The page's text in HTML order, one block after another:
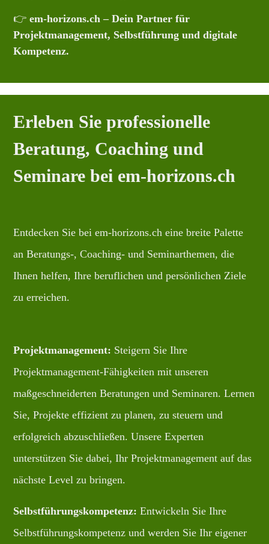
👉em-horizons.ch – Dein Partner für
Projektmanagement, Selbstführung und digitale
Kompetenz.
Erleben Sie professionelle
Beratung, Coaching und
Seminare bei em-horizons.ch
Entdecken Sie bei em-horizons.ch eine breite Palette
an Beratungs-, Coaching- und Seminarthemen, die
Ihnen helfen, Ihre beruflichen und persönlichen Ziele
zu erreichen.
Projektmanagement: Steigern Sie Ihre
Projektmanagement-Fähigkeiten mit unseren
maßgeschneiderten Beratungen und Seminaren. Lernen
Sie, Projekte effizient zu planen, zu steuern und
erfolgreich abzuschließen. Unsere Experten
unterstützen Sie dabei, Ihr Projektmanagement auf das
nächste Level zu bringen.
Selbstführungskompetenz:Entwickeln Sie Ihre
Selbstführungskompetenz und werden Sie Ihr eigener